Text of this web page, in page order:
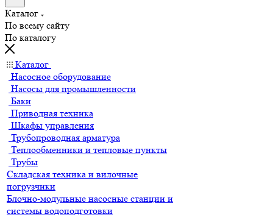
Каталог
По всему сайту
По каталогу
Каталог
Насосное оборудование
Насосы для промышленности
Баки
Приводная техника
Шкафы управления
Трубопроводная арматура
Теплообменники и тепловые пункты
Трубы
Складская техника и вилочные
погрузчики
Блочно-модульные насосные станции и
системы водоподготовки